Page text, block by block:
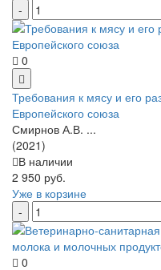
0
Требования к мясу и его
Европейского союза
Смирнов А.В. ...
(2021)
В наличии
2 950 руб.
Уже в корзине
0